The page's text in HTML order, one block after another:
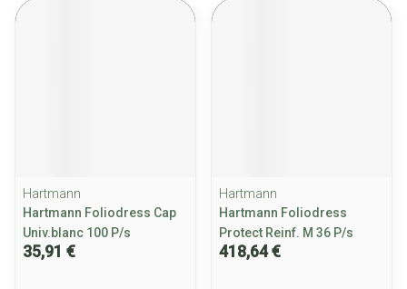
Hartmann
Hartmann Foliodress Cap
Univ.blanc 100 P/s
35,91 €
Hartmann
Hartmann Foliodress
Protect Reinf. M 36 P/s
418,64 €